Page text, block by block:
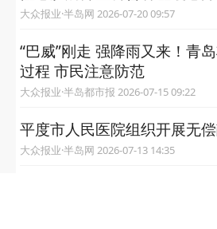
大众报业·半岛网 2026-07-20 09:57
“巴威”刚走 强降雨又来！青
过程 市民注意防范
大众报业·半岛都市报 2026-07-15 09:22
平度市人民医院组织开展无
大众报业·半岛网 2026-07-13 14:35